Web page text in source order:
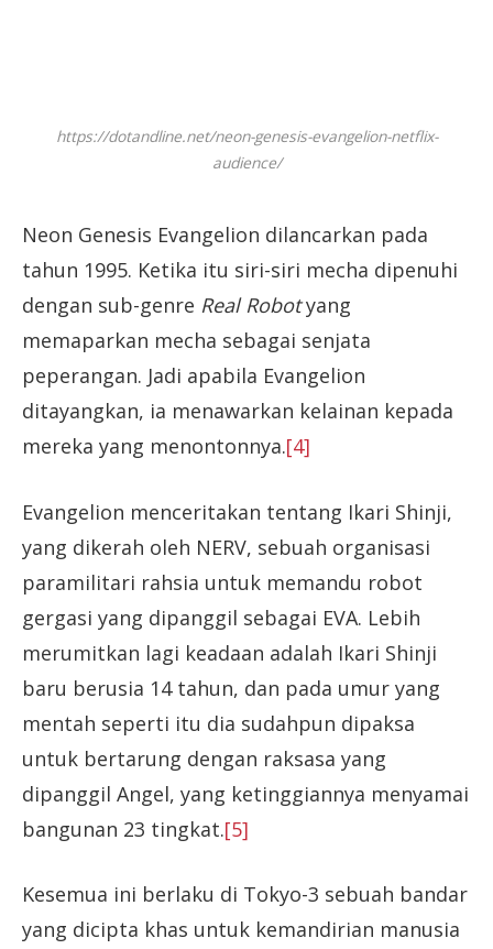
https://dotandline.net/neon-genesis-evangelion-netflix-
audience/
Neon Genesis Evangelion dilancarkan pada
tahun 1995. Ketika itu siri-siri mecha dipenuhi
dengan sub-genre Real Robotyang
memaparkan mecha sebagai senjata
peperangan. Jadi apabila Evangelion
ditayangkan, ia menawarkan kelainan kepada
mereka yang menontonnya.[4]
Evangelion menceritakan tentang Ikari Shinji,
yang dikerah oleh NERV, sebuah organisasi
paramilitari rahsia untuk memandu robot
gergasi yang dipanggil sebagai EVA. Lebih
merumitkan lagi keadaan adalah Ikari Shinji
baru berusia 14 tahun, dan pada umur yang
mentah seperti itu dia sudahpun dipaksa
untuk bertarung dengan raksasa yang
dipanggil Angel, yang ketinggiannya menyamai
bangunan 23 tingkat.[5]
Kesemua ini berlaku di Tokyo-3 sebuah bandar
yang dicipta khas untuk kemandirian manusia